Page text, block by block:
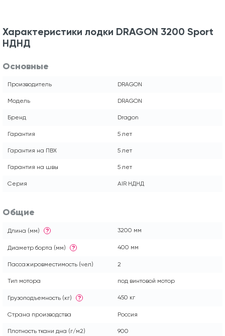
Характеристики лодки DRAGON 3200 Sport
НДНД
Основные
Производитель DRAGON
Модель DRAGON
Бренд Dragon
Гарантия 5 лет
Гарантия на ПВХ 5 лет
Гарантия на швы 5 лет
Серия AIR НДНД
Общие
Длина (мм) ? 3200 мм
Диаметр борта (мм) ? 400 мм
Пассажировместимость (чел) 2
Тип мотора под винтовой мотор
Грузоподъемность (кг) ? 450 кг
Страна производства Россия
Плотность ткани дна (г/м2) 900